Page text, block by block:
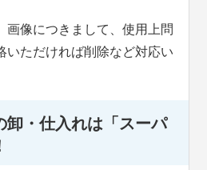
像につきまして、使用上問
いただければ削除など対応い
卸・仕入れは「スーパ